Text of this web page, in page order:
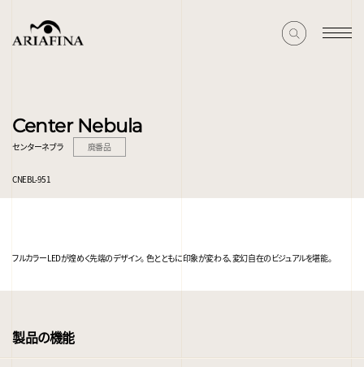
Center Nebula
センターネブラ 廃番品
CNEBL-951
フルカラーLEDが煌めく先端のデザイン。 色とともに印象が変わる、変幻自在のビジュアルを堪能。
製品の機能